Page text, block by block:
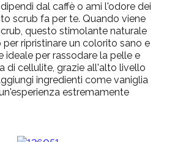
dal caffè o ami l'odore dei
scrub fa per te. Quando viene
questo stimolante naturale
ripristinare un colorito sano e
ideale per rassodare la pelle e
di cellulite, grazie all'alto livello
ingredienti come vaniglia
estremamente